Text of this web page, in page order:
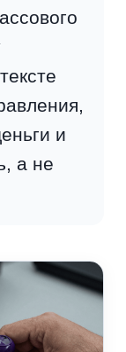
и
а не